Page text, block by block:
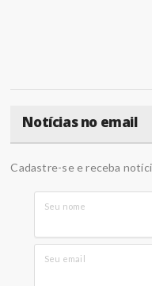
Notícias no email
Cadastre-se e receba
Seu nome
Seu email